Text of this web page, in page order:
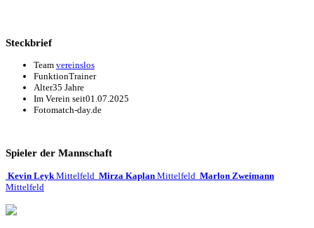
Steckbrief
Team vereinslos
FunktionTrainer
Alter35 Jahre
Im Verein seit01.07.2025
Fotomatch-day.de
Spieler der Mannschaft
Kevin Leyk Mittelfeld Mirza Kaplan Mittelfeld Marlon Zweimann
Mittelfeld